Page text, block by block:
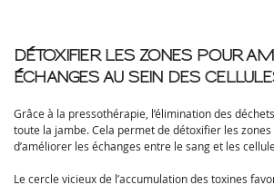
DÉTOXIFIER LES ZONES POUR
ÉCHANGES AU SEIN DES
Grâce à la pressothérapie, l’élimination des
toute la jambe. Cela permet de détoxifier les
d’améliorer les échanges entre le sang et les
Le cercle vicieux de l’accumulation des toxines